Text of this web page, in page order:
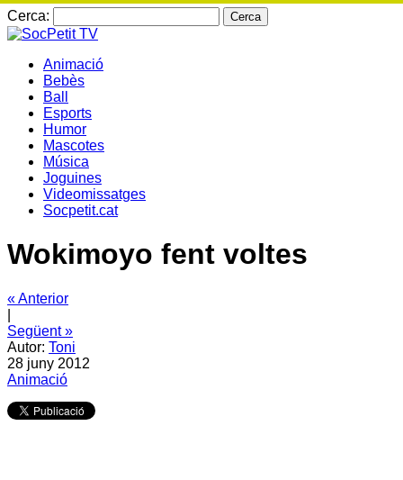
Cerca:
Animació
Bebès
Ball
Esports
Humor
Mascotes
Música
Joguines
Videomissatges
Socpetit.cat
Wokimoyo fent voltes
« Anterior
Següent »
Autor: Toni
28 juny 2012
Animació